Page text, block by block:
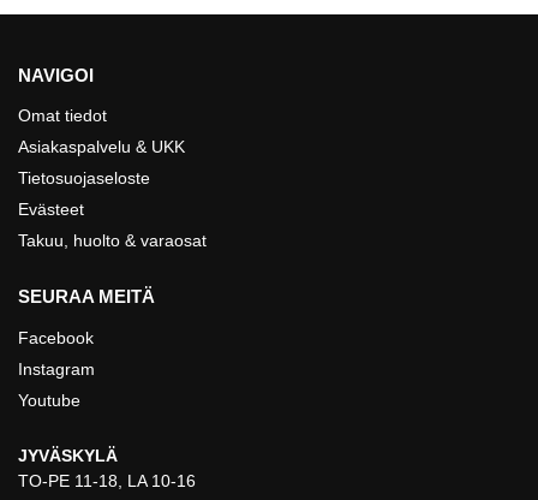
NAVIGOI
Omat tiedot
Asiakaspalvelu & UKK
Tietosuojaseloste
Evästeet
Takuu, huolto & varaosat
SEURAA MEITÄ
Facebook
Instagram
Youtube
JYVÄSKYLÄ
TO-PE 11-18, LA 10-16